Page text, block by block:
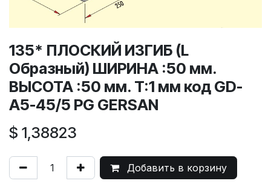
135* ПЛОСКИЙ ИЗГИБ (L
Образный) ШИРИНА :50 мм.
ВЫСОТА :50 мм. T:1 мм код GD-
A5-45/5 PG GERSAN
$ 1,38823
Добавить в корзину